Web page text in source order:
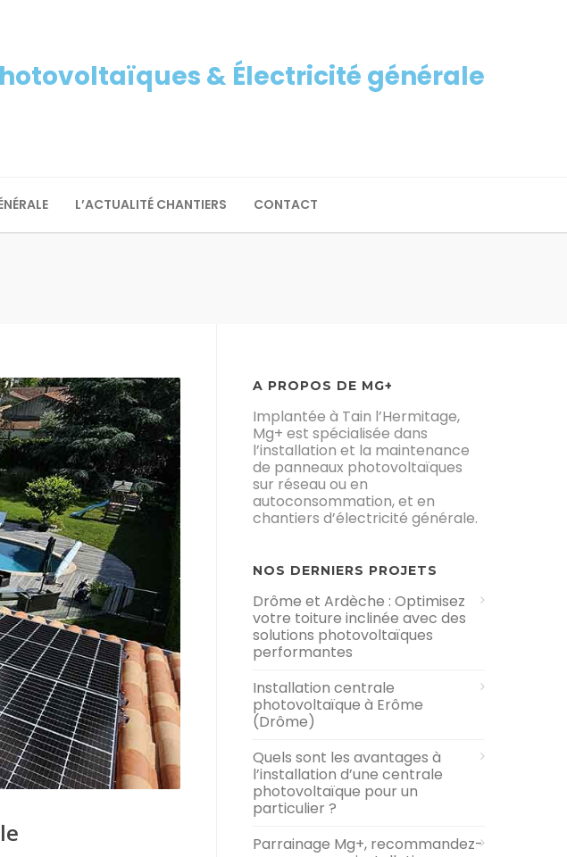
& Électricité générale
L’ACTUALITÉ CHANTIERS CONTACT
A PROPOS DE MG+
Implantée à Tain l’Hermitage,
Mg+ est spécialisée dans
l’installation et la maintenance
de panneaux photovoltaïques
sur réseau ou en
autoconsommation, et en
chantiers d’électricité générale.
NOS DERNIERS PROJETS
Drôme et Ardèche : Optimisez
votre toiture inclinée avec des
solutions photovoltaïques
performantes
Installation centrale
photovoltaïque à Erôme
(Drôme)
Quels sont les avantages à
l’installation d’une centrale
photovoltaïque pour un
particulier ?
Parrainage Mg+, recommandez-